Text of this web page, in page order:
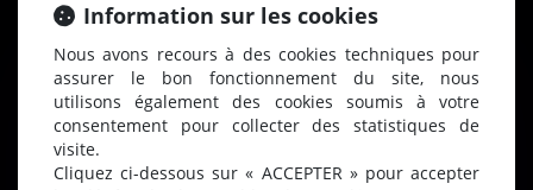
À Propos
Equipe
Compétences
Base documentaire
Actualités
Information sur les cookies
Nous avons recours à des cookies techniques pour
assurer le bon fonctionnement du site, nous
utilisons également des cookies soumis à votre
consentement pour collecter des statistiques de
visite.
Cliquez ci-dessous sur « ACCEPTER » pour accepter